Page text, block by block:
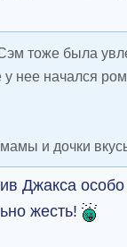
тоже была
у нее начался
мамы и дочки
Джакса
жесть!